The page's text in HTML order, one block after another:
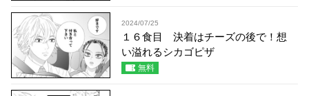
2024/07/25
１６食目 決着はチーズの後で！想
い溢れるシカゴピザ
無料